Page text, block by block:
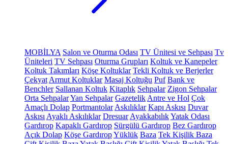
MOBİLYA Salon ve Oturma Odası TV Ünitesi ve Sehpası Tv
Üniteleri TV Sehpası Oturma Grupları Koltuk ve Kanepeler
Koltuk Takımları Köşe Koltuklar Tekli Koltuk ve Berjerler
Çekyat Armut Koltuklar Masaj Koltuğu Puf Bank ve
Benchler Sallanan Koltuk Kitaplık Sehpalar Zigon Sehpalar
Orta SehpalarYan Sehpalar Gazetelik Antre ve Hol Çok
Amaçlı Dolap Portmantolar Askılıklar Kapı Askısı Duvar
Askısı Ayaklı Askılıklar Dresuar AyakkabılıkYatak Odası
Gardırop Kapaklı Gardırop Sürgülü Gardırop Bez Gardırop
Açık Dolap Köşe GardıropYüklük Baza Tek Kişilik Baza